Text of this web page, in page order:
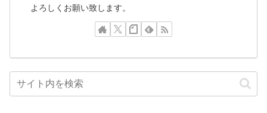
よろしくお願い致します。